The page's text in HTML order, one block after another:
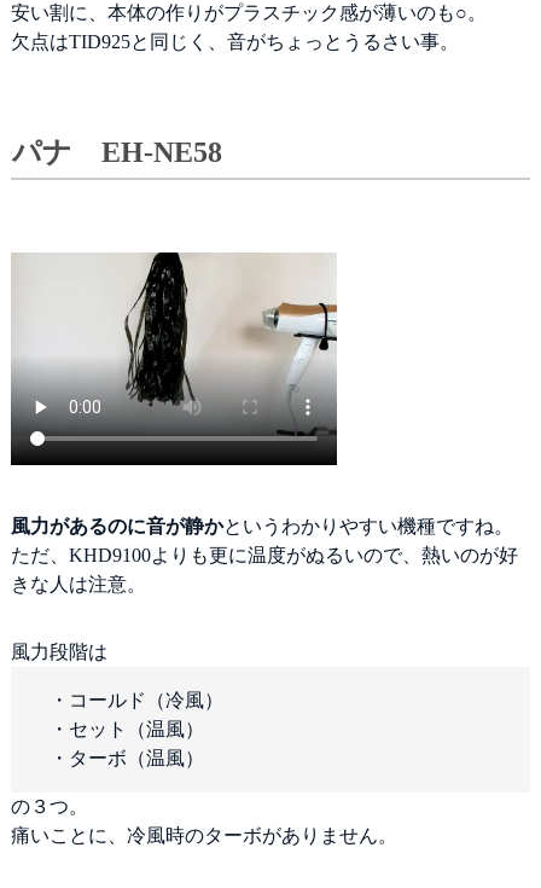
安い割に、本体の作りがプラスチック感が薄いのも○。
欠点はTID925と同じく、音がちょっとうるさい事。
パナ EH-NE58
風力があるのに音が静かというわかりやすい機種ですね。
ただ、KHD9100よりも更に温度がぬるいので、熱いのが好
きな人は注意。
風力段階は
・コールド（冷風）
・セット（温風）
・ターボ（温風）
の３つ。
痛いことに、冷風時のターボがありません。